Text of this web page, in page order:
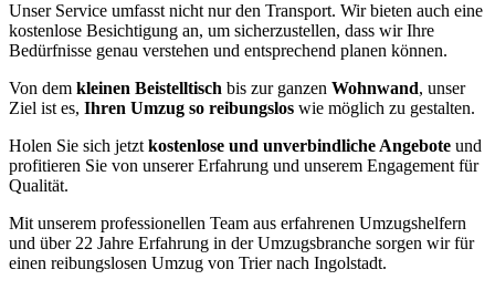
Unser Service umfasst nicht nur den Transport. Wir bieten auch eine
kostenlose Besichtigung an, um sicherzustellen, dass wir Ihre
Bedürfnisse genau verstehen und entsprechend planen können.
Von dem kleinen Beistelltisch bis zur ganzen Wohnwand, unser
Ziel ist es, Ihren Umzug so reibungslos wie möglich zu gestalten.
Holen Sie sich jetzt kostenlose und unverbindliche Angebote und
profitieren Sie von unserer Erfahrung und unserem Engagement für
Qualität.
Mit unserem professionellen Team aus erfahrenen Umzugshelfern
und über 22 Jahre Erfahrung in der Umzugsbranche sorgen wir für
einen reibungslosen Umzug von Trier nach Ingolstadt.